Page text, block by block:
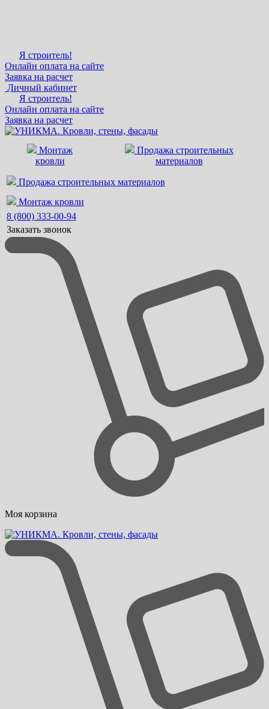
Я строитель!
Онлайн оплата на сайте
Заявка на расчет
Личный кабинет
Я строитель!
Онлайн оплата на сайте
Заявка на расчет
Монтаж
кровли
Продажа строительных
материалов
Продажа строительных материалов
Монтаж кровли
8 (800) 333-00-94
Заказать звонок
Моя корзина